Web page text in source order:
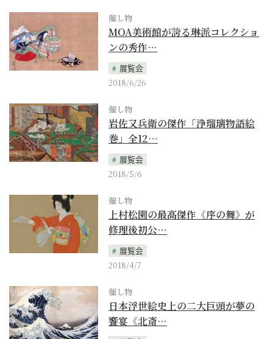
催し物
MOA美術館が誇る琳派コレクショ
ンの秀作…
展覧会
2018/6/26
催し物
岩佐又兵衛の傑作「浄瑠璃物語絵
巻」全12…
展覧会
2018/5/6
催し物
上村松園の最高傑作《序の舞》が
修理後初公…
展覧会
2018/4/7
催し物
日本浮世絵史上の二大巨頭が夢の
饗宴《北斎…